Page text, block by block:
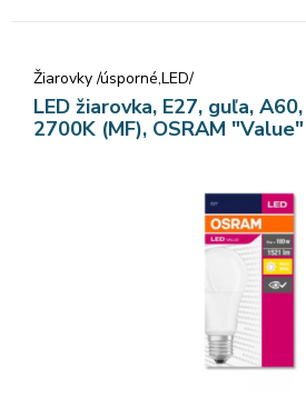
Žiarovky /úsporné,LED/
LED žiarovka, E27, guľa,
2700K (MF), OSRAM "Value"